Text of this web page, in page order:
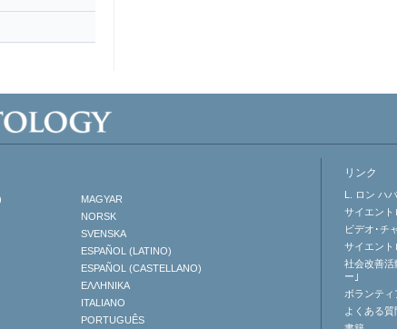
MAGYAR
NORSK
SVENSKA
ESPAÑOL (LATINO)
ESPAÑOL (CASTELLANO)
ΕΛΛΗΝΙΚA
ITALIANO
PORTUGUÊS
リンク
L. ロン ハ
サイエント
ビデオ･チ
サイエント
社会改善活
ー｣
ボランティ
よくある質